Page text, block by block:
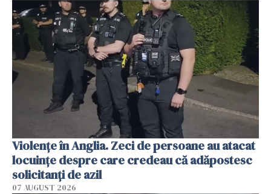
Violenţe în Anglia. Zeci de persoane au atacat
locuinţe despre care credeau că adăpostesc
solicitanţi de azil
07 AUGUST 2026